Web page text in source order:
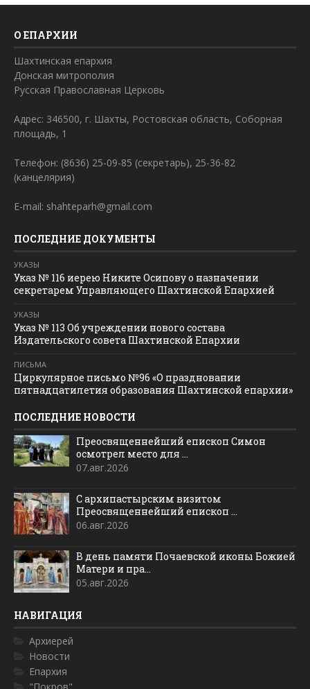
О ЕПАРХИИ
Шахтинская епархия
Донская митрополия
Русская Православная Церковь
Адрес: 346500, г. Шахты, Ростовская область, Соборная
площадь, 1
Телефон: (8636) 25-09-85 (секретарь), 25-36-82
(канцелярия)
E-mail: shahteparh@gmail.com
ПОСЛЕДНИЕ ДОКУМЕНТЫ
УКАЗЫ
Указ № 116 иерею Никите Осипову о назначении
секретарем Управляющего Шахтинской Епархией
УКАЗЫ
Указ № 113 Об учреждении нового состава
Издательского совета Шахтинской Епархии
ПИСЬМА
Циркулярное письмо №96 «О праздновании
пятнадцатилетия образования Шахтинской епархии»
ПОСЛЕДНИЕ НОВОСТИ
Преосвященнейший епископ Симон
осмотрел место для ...
07.авг.2026
С архипастырским визитом
Преосвященнейший епископ ...
06.авг.2026
В день памяти Почаевской иконы Божией
Матери и пра...
05.авг.2026
НАВИГАЦИЯ
Архиерей
Новости
Епархия